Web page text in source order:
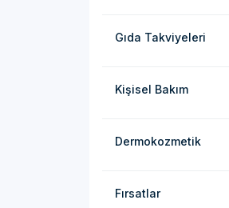
Gıda Takviyeleri
Kişisel Bakım
Dermokozmetik
Fırsatlar